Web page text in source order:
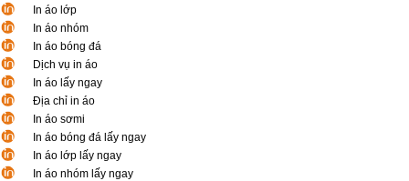
In áo lớp
In áo nhóm
In áo bóng đá
Dịch vụ in áo
In áo lấy ngay
Địa chỉ in áo
In áo sơmi
In áo bóng đá lấy ngay
In áo lớp lấy ngay
In áo nhóm lấy ngay